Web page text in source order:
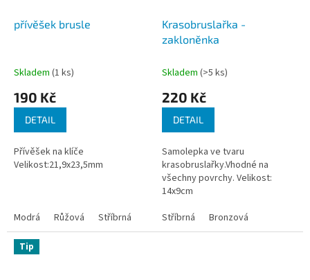
přívěšek brusle
Skladem (1 ks)
190 Kč
DETAIL
Přívěšek na klíče
Velikost:21,9x23,5mm
Modrá Růžová Stříbrná
Krasobruslařka -
zakloněnka
Skladem (>5 ks)
220 Kč
DETAIL
Samolepka ve tvaru
krasobruslařky.Vhodné na
všechny povrchy. Velikost:
14x9cm
Stříbrná
Bronzová
Tip